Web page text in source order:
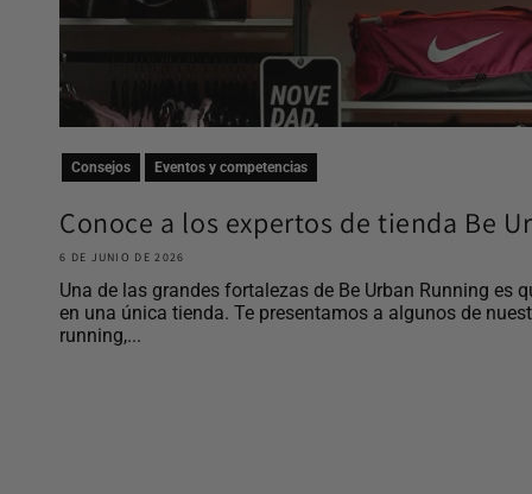
Consejos Eventos y competencias
Conoce a los expertos de tienda Be
6 DE JUNIO DE 2026
Una de las grandes fortalezas de Be Urban Running es
en una única tienda. Te presentamos a algunos de
running,...